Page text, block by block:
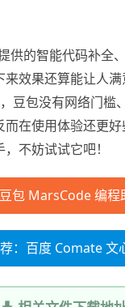
供的智能代码补全
来效果还算能让人
，豆包没有网络门槛
而在使用体验还更
不妨试试它吧！
豆包 MarsCode 编程
：百度 Comate 文